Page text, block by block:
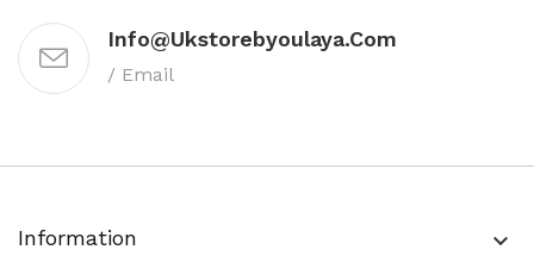
Info@ukstorebyoulaya.com
/ Email
Information keyboard_arrow_down